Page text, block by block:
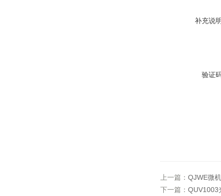
补充说
验证
上一篇： QJWE微
下一篇： QUV1003